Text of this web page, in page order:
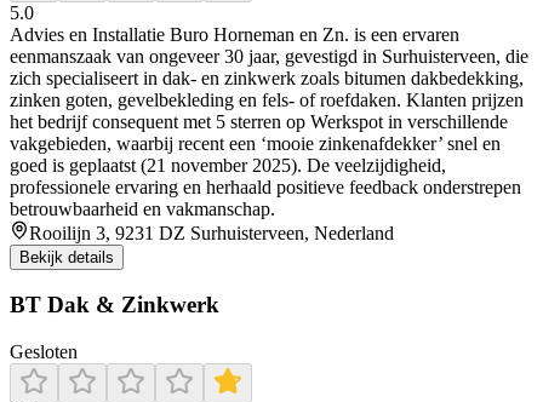
5.0
Advies en Installatie Buro Horneman en Zn. is een ervaren
eenmanszaak van ongeveer 30 jaar, gevestigd in Surhuisterveen, die
zich specialiseert in dak‑ en zinkwerk zoals bitumen dakbedekking,
zinken goten, gevelbekleding en fels‑ of roefdaken. Klanten prijzen
het bedrijf consequent met 5 sterren op Werkspot in verschillende
vakgebieden, waarbij recent een ‘mooie zinkenafdekker’ snel en
goed is geplaatst (21 november 2025). De veelzijdigheid,
professionele ervaring en herhaald positieve feedback onderstrepen
betrouwbaarheid en vakmanschap.
Rooilijn 3, 9231 DZ Surhuisterveen, Nederland
Bekijk details
BT Dak & Zinkwerk
Gesloten